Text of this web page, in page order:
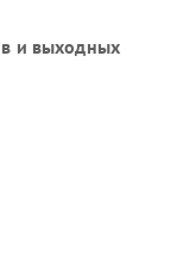
и выходных